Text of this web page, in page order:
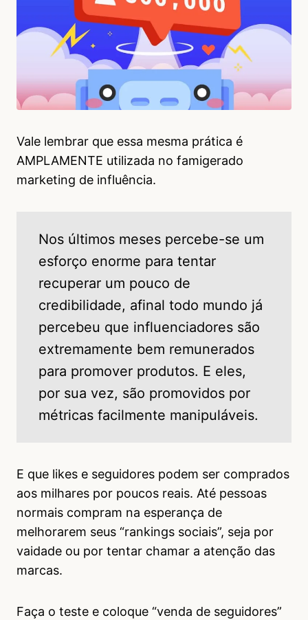
Vale lembrar que essa mesma prática é
AMPLAMENTE utilizada no famigerado
marketing de influência.
Nos últimos meses percebe-se um
esforço enorme para tentar
recuperar um pouco de
credibilidade, afinal todo mundo já
percebeu que influenciadores são
extremamente bem remunerados
para promover produtos. E eles,
por sua vez, são promovidos por
métricas facilmente manipuláveis.
E que likes e seguidores podem ser comprados
aos milhares por poucos reais. Até pessoas
normais compram na esperança de
melhorarem seus “rankings sociais”, seja por
vaidade ou por tentar chamar a atenção das
marcas.
Faça o teste e coloque “venda de seguidores”